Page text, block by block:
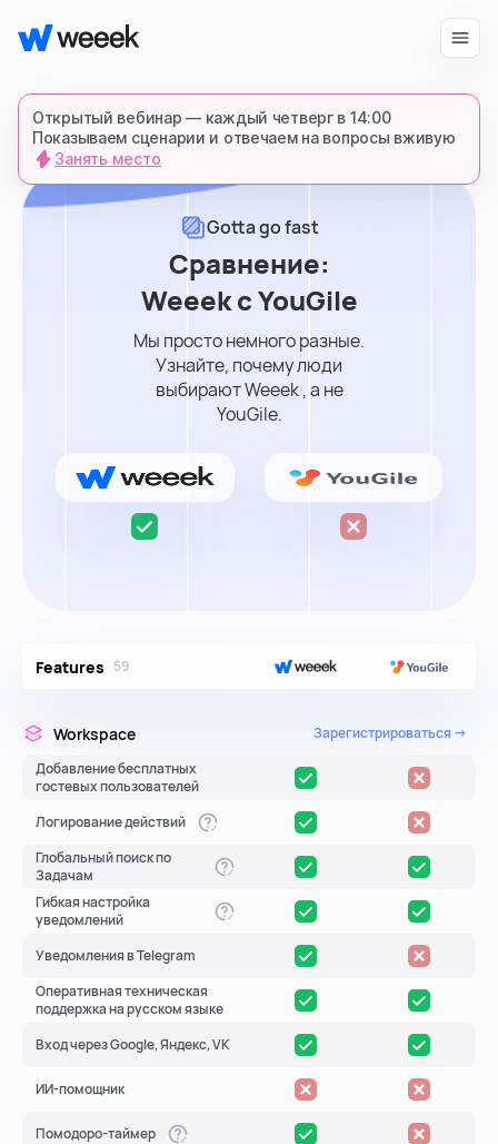
Открытый вебинар — каждый четверг в 14:00
Показываем сценарии и отвечаем на вопросы вживую
Занять место
возможности
полезности и рассказы о приятном
цены
тарифные планы для любых команд
помогаем научиться работать в Weeek
запросить демонстрацию
спишемся в Телеграме и все покажем-
Войти Начать бесплатно
Gotta go fast
Сравнение:
Weeek с YouGile
Мы просто немного разные.
Узнайте, почему люди
выбирают Weeek , а не
YouGile.
Features 59
Workspace
Зарегистрироваться →
Добавление бесплатных
гостевых пользователей
Логирование действий
Глобальный поиск по
Задачам
Гибкая настройка
уведомлений
Уведомления в Telegram
Оперативная техническая
поддержка на русском языке
Вход через Google, Яндекс, VK
ИИ-помощник
Помодоро-таймер